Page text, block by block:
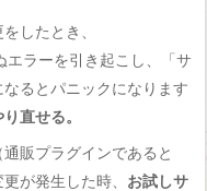
したとき、
エラーを引き起こし、「サ
るとパニックになります
直せる。
販プラグインであると
が発生した時、 お試しサ